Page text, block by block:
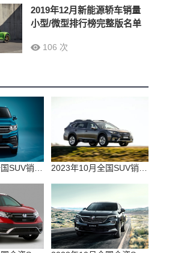
2019年12月新能源轿车销量
小型/微型排行榜完整版名单
106 次